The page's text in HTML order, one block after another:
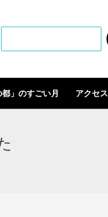
都」のすごい月 アクセス